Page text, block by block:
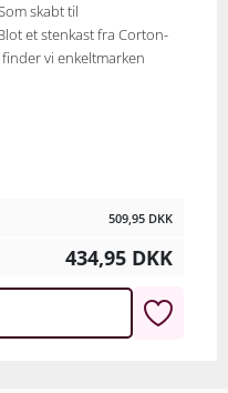
skabt til
et stenkast fra Corton-
vi enkeltmarken
509,95 DKK
434,95 DKK